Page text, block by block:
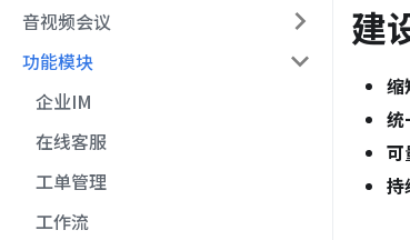
音视频会议
功能模块
企业IM
在线客服
工单管理
工作流
建
缩
统
可
持